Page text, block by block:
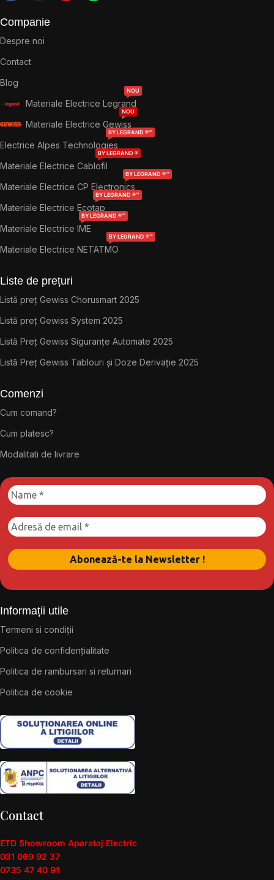
Companie
Despre noi
Contact
Blog
Materiale Electrice Legrand
NOU
Materiale Electrice Gewiss
NOU
Electrice Alpes Technologies
BY LEGRAND ®™
Materiale Electrice Cablofil
BY LEGRAND ®
Materiale Electrice CP Electronics
BY LEGRAND ®™
Materiale Electrice Ecotap
BY LEGRAND ®™
Materiale Electrice IME
BY LEGRAND ®™
Materiale Electrice NETATMO
BY LEGRAND ®™
Liste de prețuri
Listă preț Gewiss Chorusmart 2025
Listă preț Gewiss System 2025
Listă Preț Gewiss Siguranțe Automate 2025
Listă Preț Gewiss Tablouri și Doze Derivație 2025
Comenzi
Cum comand?
Cum platesc?
Modalitati de livrare
Informații utile
Termeni si condiții
Politica de confidențialitate
Politica de rambursari si returnari
Politica de cookie
Contact
ETD Showroom Aparataj Electric
031 069 92 37
0735 47 40 91